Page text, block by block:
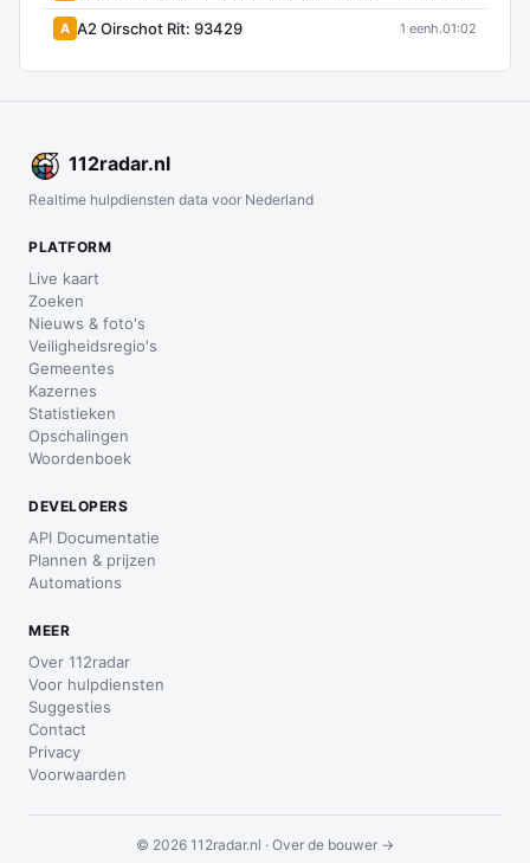
A A2 Oirschot Rit: 93429 1 eenh.01:02
112radar.nl
Realtime hulpdiensten data voor Nederland
PLATFORM
Live kaart
Zoeken
Nieuws & foto's
Veiligheidsregio's
Gemeentes
Kazernes
Statistieken
Opschalingen
Woordenboek
DEVELOPERS
API Documentatie
Plannen & prijzen
Automations
MEER
Over 112radar
Voor hulpdiensten
Suggesties
Contact
Privacy
Voorwaarden
© 2026 112radar.nl · Over de bouwer →